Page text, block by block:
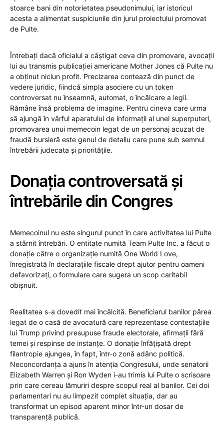
stoarce bani din notorietatea pseudonimului, iar istoricul
acesta a alimentat suspiciunile din jurul proiectului promovat
de Pulte.
Întrebați dacă oficialul a câștigat ceva din promovare, avocații
lui au transmis publicației americane Mother Jones că Pulte nu
a obținut niciun profit. Precizarea contează din punct de
vedere juridic, fiindcă simpla asociere cu un token
controversat nu înseamnă, automat, o încălcare a legii.
Rămâne însă problema de imagine. Pentru cineva care urma
să ajungă în vârful aparatului de informații al unei superputeri,
promovarea unui memecoin legat de un personaj acuzat de
fraudă bursieră este genul de detaliu care pune sub semnul
întrebării judecata și prioritățile.
Donația controversată și
întrebările din Congres
Memecoinul nu este singurul punct în care activitatea lui Pulte
a stârnit întrebări. O entitate numită Team Pulte Inc. a făcut o
donație către o organizație numită One World Love,
înregistrată în declarațiile fiscale drept ajutor pentru oameni
defavorizați, o formulare care sugera un scop caritabil
obișnuit.
Realitatea s-a dovedit mai încâlcită. Beneficiarul banilor părea
legat de o casă de avocatură care reprezentase contestațiile
lui Trump privind presupuse fraude electorale, afirmații fără
temei și respinse de instanțe. O donație înfățișată drept
filantropie ajungea, în fapt, într-o zonă adânc politică.
Neconcordanța a ajuns în atenția Congresului, unde senatorii
Elizabeth Warren și Ron Wyden i-au trimis lui Pulte o scrisoare
prin care cereau lămuriri despre scopul real al banilor. Cei doi
parlamentari nu au limpezit complet situația, dar au
transformat un episod aparent minor într-un dosar de
transparență publică.